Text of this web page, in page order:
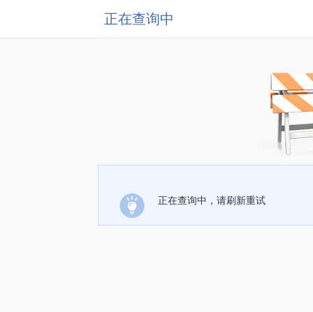
正在查询中
正在查询中，请刷新重试